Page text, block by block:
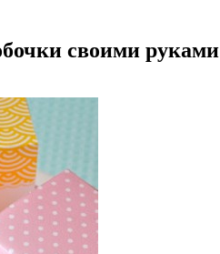
своими руками